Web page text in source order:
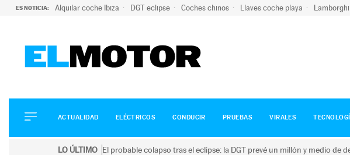
ES NOTICIA: Alquilar coche Ibiza DGT eclipse Coches chinos Llaves coche playa
ELÉCTRICOS
CONDUCIR
ACTUALIDAD ELÉCTRICOS CONDUCIR PRUEBAS VIRALES
LO ÚLTIMO El probable colapso tras el eclipse: la DGT prevé un millón y medio de